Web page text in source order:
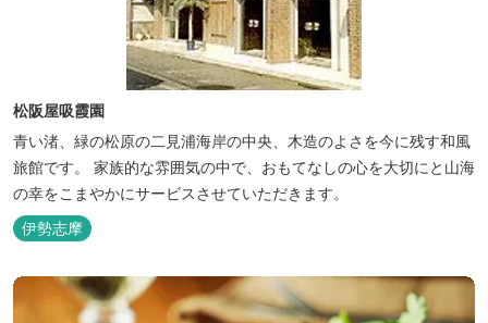
松阪屋吸霞園
青い渚、緑の松原の二見浦海岸の中央、木造のよさを今に残す和風
旅館です。 家族的な雰囲気の中で、おもてなしの心を大切にと山海
の幸をこまやかにサービスさせていただきます。
伊勢志摩